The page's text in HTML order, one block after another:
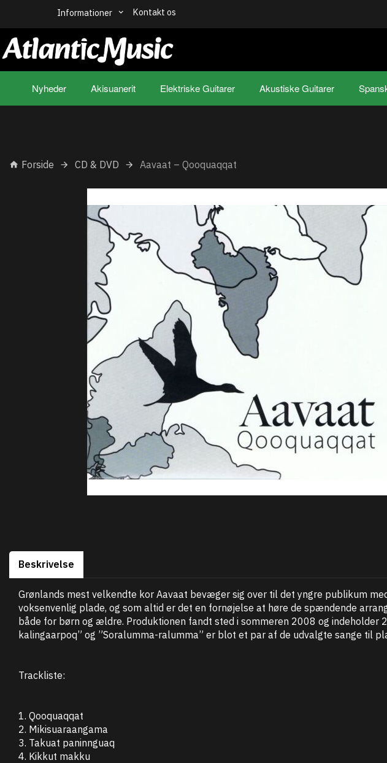
Informationer Kontakt os
Nyheder Akisuanerit Elektriske Guitarer Akustiske Guitarer
Forside CD & DVD Aavaat – Qooquaqqat
Beskrivelse
Grønlands mest velkendte kor Aavaat bevæger sig over til det yngre publikum
voksenvenlig plade, og som altid er det en fornøjelse at høre de spændende
både for børn og ældre. Produktionen fandt sted i sommeren 2008 og indeholder
kalingaarpoq” og ”Soralumma-ralumma” er blot et par af de udvalgte sange til
Trackliste:
1. Qooquaqqat
2. Mikisuaraangama
3. Takuat paninnguaq
4. Kikkut makku